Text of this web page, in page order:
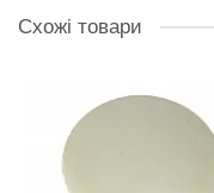
Схожі товари